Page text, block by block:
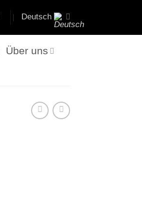
Deutsch
Über uns